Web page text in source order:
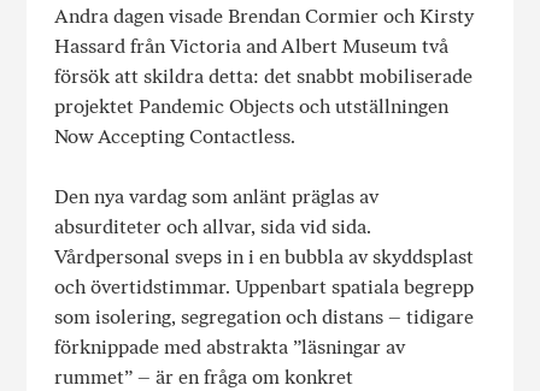
Andra dagen visade Brendan Cormier och Kirsty
Hassard från Victoria and Albert Museum två
försök att skildra detta: det snabbt mobiliserade
projektet Pandemic Objects och utställningen
Now Accepting Contactless.
Den nya vardag som anlänt präglas av
absurditeter och allvar, sida vid sida.
Vårdpersonal sveps in i en bubbla av skyddsplast
och övertidstimmar. Uppenbart spatiala begrepp
som isolering, segregation och distans – tidigare
förknippade med abstrakta ”läsningar av
rummet” – är en fråga om konkret